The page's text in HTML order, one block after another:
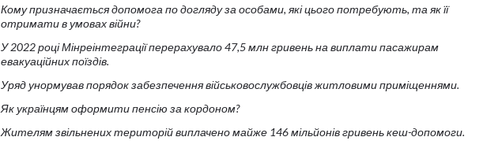
Кому призначається допомога по догляду за особами, які цього потребують, та як її
отримати в умовах війни?
У 2022 році Мінреінтеграції перерахувало 47,5 млн гривень на виплати пасажирам
евакуаційних поїздів.
Уряд унормував порядок забезпечення військовослужбовців житловими приміщеннями.
Як українцям оформити пенсію за кордоном?
Жителям звільнених територій виплачено майже 146 мільйонів гривень кеш-допомоги.